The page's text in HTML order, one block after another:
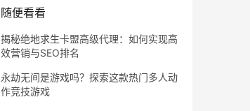
随便看看
揭秘绝地求生卡盟高级代理：如何实现高
效营销与SEO排名
永劫无间是游戏吗？探索这款热门多人动
作竞技游戏